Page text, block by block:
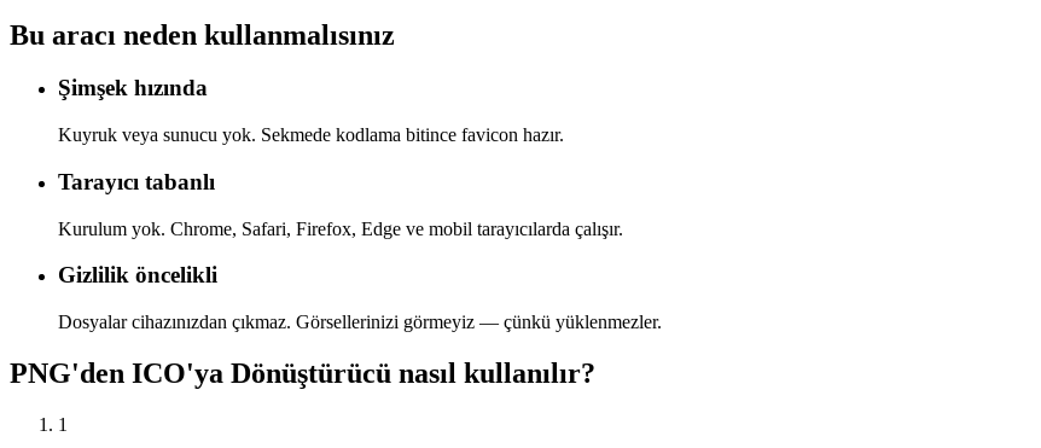
Bu aracı neden kullanmalısınız
Şimşek hızında
Kuyruk veya sunucu yok. Sekmede kodlama bitince favicon hazır.
Tarayıcı tabanlı
Kurulum yok. Chrome, Safari, Firefox, Edge ve mobil tarayıcılarda çalışır.
Gizlilik öncelikli
Dosyalar cihazınızdan çıkmaz. Görsellerinizi görmeyiz — çünkü yüklenmezler.
PNG'den ICO'ya Dönüştürücü nasıl kullanılır?
1